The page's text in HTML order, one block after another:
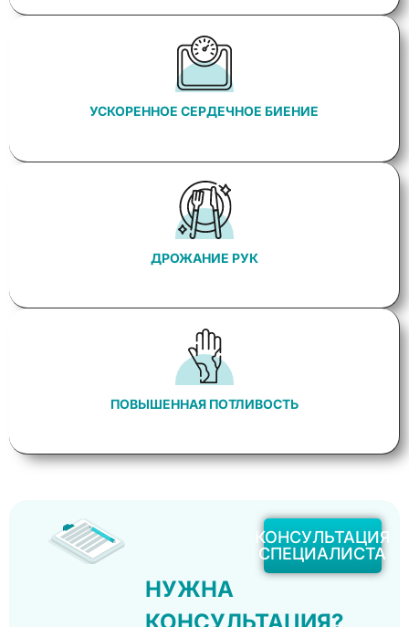
УСКОРЕННОЕ СЕРДЕЧНОЕ БИЕНИЕ
ДРОЖАНИЕ РУК
ПОВЫШЕННАЯ ПОТЛИВОСТЬ
НУЖНА
КОНСУЛЬТАЦИЯ
СПЕЦИАЛИСТА